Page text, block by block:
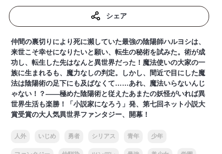
シェア
仲間の裏切りにより死に瀕していた最強の陰陽師ハルヨシは、
来世こそ幸せになりたいと願い、転生の秘術を試みた。術が成
功し、転生した先はなんと異世界だった！魔法使いの大家の一
族に生まれるも、魔力なしの判定。しかし、間近で目にした魔
法は陰陽術の足下にも及ばなくて……あれ、魔法いらないんじ
ゃない！？――極めた陰陽術と従えたあまたの妖怪がいれば異
世界生活も楽勝！「小説家になろう」発、第七回ネット小説大
賞受賞の大人気異世界ファンタジー、開幕！
人外 いじめ 勇者 シリアス 青年 少年